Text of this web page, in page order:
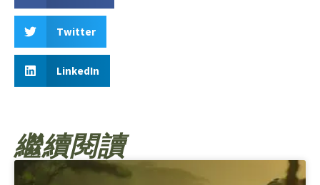
Twitter
LinkedIn
繼續閱讀